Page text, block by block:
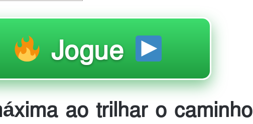
Jogue
ao trilhar o caminho